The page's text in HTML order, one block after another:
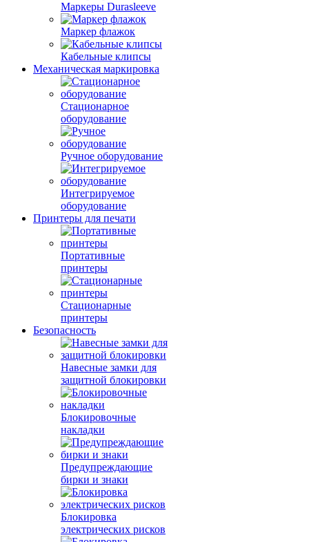
Маркеры Durasleeve
Маркер флажок
Кабельные клипсы
Механическая маркировка
Стационарное
оборудование
Ручное оборудование
Интегрируемое
оборудование
Принтеры для печати
Портативные
принтеры
Стационарные
принтеры
Безопасность
Навесные замки для
защитной блокировки
Блокировочные
накладки
Предупреждающие
бирки и знаки
Блокировка
электрических рисков